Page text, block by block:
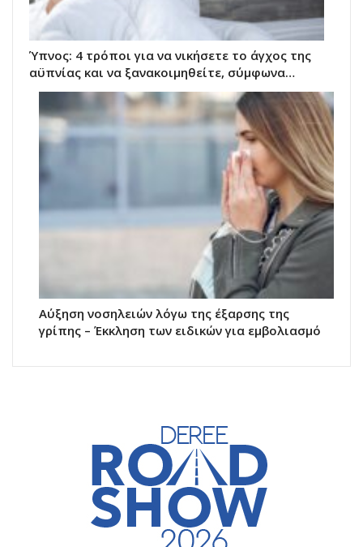
Ύπνος: 4 τρόποι για να νικήσετε το άγχος της
αϋπνίας και να ξανακοιμηθείτε, σύμφωνα…
Αύξηση νοσηλειών λόγω της έξαρσης της
γρίπης – Έκκληση των ειδικών για εμβολιασμό